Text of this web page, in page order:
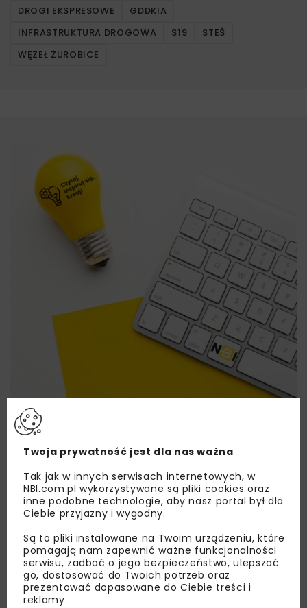
DROGI EKSPRESOWE
GDDKIA
INFRASTRUKTURA DROGOWA
S19
STEŚ
WĘZEŁ ŻUROBICE
Lubisz wiedzieć więcej?
Zapisz się do newslettera aby otrzymywać od
zaproszenia na wydarzenia, atrakcyjne oferty i
dedykowane akcje specjalne.
Zapoznałam/em się zPolityką Prywatnościi
Regulaminemoraz wyrażam zgodę na otrzymywanie na
podany przeze mnie adres e-mail korespondencji
handlowej w postaci newslettera.
Twoja prywatność jest dla nas ważna
Tak jak w innych serwisach internetowych, w
NBI.com.pl wykorzystywane są pliki cookies oraz
inne podobne technologie, aby nasz portal był dla
Ciebie przyjazny i wygodny.
Są to pliki instalowane na Twoim urządzeniu, które
pomagają nam zapewnić ważne funkcjonalności
serwisu, zadbać o jego bezpieczeństwo, ulepszać
go, dostosować do Twoich potrzeb oraz
prezentować dopasowane do Ciebie treści i
reklamy.